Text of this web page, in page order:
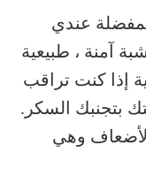
عندي
آمنة ، طبيعية
مثالية إذا كنت تراقب
بتجنبك السكر.
وهي